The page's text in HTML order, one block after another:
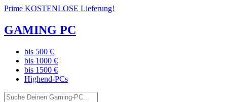
Prime KOSTENLOSE Lieferung!
GAMING PC
bis 500 €
bis 1000 €
bis 1500 €
Highend-PCs